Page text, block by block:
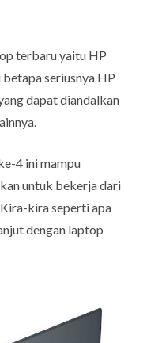
terbaru yaitu HP
seriusnya HP
dapat diandalkan
4 ini mampu
untuk bekerja dari
kira seperti apa
dengan laptop